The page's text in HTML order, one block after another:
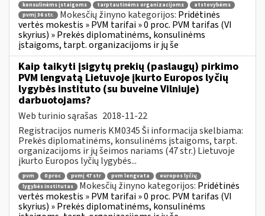
konsulinėms įstaigoms
tarptautinėms organizacijoms
atstovybėms
pvmį 36 str.
Mokesčių žinyno kategorijos: Pridėtinės
vertės mokestis » PVM tarifai » 0 proc. PVM tarifas (VI
skyrius) » Prekės diplomatinėms, konsulinėms
įstaigoms, tarpt. organizacijoms ir jų še
Kaip taikyti įsigytų prekių (paslaugų) pirkimo
PVM lengvatą Lietuvoje įkurto Europos lyčių
lygybės instituto (su buveine Vilniuje)
darbuotojams?
Web turinio sąrašas 2018-11-22
Registracijos numeris KM0345 Ši informacija skelbiama:
Prekės diplomatinėms, konsulinėms įstaigoms, tarpt.
organizacijoms ir jų šeimos nariams (47 str.) Lietuvoje
įkurto Europos lyčių lygybės...
pvm 0 proc pvmį 47 str pvm lengvata
europos lyčių
lygybės institutas
Mokesčių žinyno kategorijos: Pridėtinės
vertės mokestis » PVM tarifai » 0 proc. PVM tarifas (VI
skyrius) » Prekės diplomatinėms, konsulinėms